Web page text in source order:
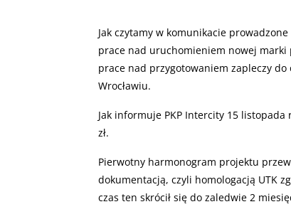
Jak czytamy w komunikacie
prace nad uruchomieniem nowej marki
prace nad przygotowaniem zapleczy
Wrocławiu.
Jak informuje PKP Intercity 15
zł.
Pierwotny harmonogram projektu
dokumentacją, czyli homologacją UTK
czas ten skrócił się do zaledwie 2